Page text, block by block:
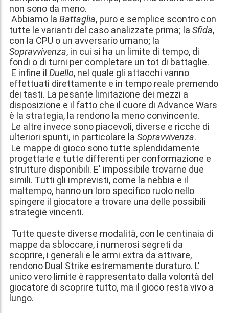
non sono da meno.
Abbiamo la Battaglia, puro e semplice scontro con
tutte le varianti del caso analizzate prima; la Sfida,
con la CPU o un avversario umano; la
Sopravvivenza, in cui si ha un limite di tempo, di
fondi o di turni per completare un tot di battaglie.
E infine il Duello, nel quale gli attacchi vanno
effettuati direttamente e in tempo reale premendo
dei tasti. La pesante limitazione dei mezzi a
disposizione e il fatto che il cuore di Advance Wars
è la strategia, la rendono la meno convincente.
Le altre invece sono piacevoli, diverse e ricche di
ulteriori spunti, in particolare la Sopravvivenza.
Le mappe di gioco sono tutte splendidamente
progettate e tutte differenti per conformazione e
strutture disponibili. E' impossibile trovarne due
simili. Tutti gli imprevisti, come la nebbia e il
maltempo, hanno un loro specifico ruolo nello
spingere il giocatore a trovare una delle possibili
strategie vincenti.
Tutte queste diverse modalità, con le centinaia di
mappe da sbloccare, i numerosi segreti da
scoprire, i generali e le armi extra da attivare,
rendono Dual Strike estremamente duraturo. L'
unico vero limite è rappresentato dalla volontà del
giocatore di scoprire tutto, ma il gioco resta vivo a
lungo.